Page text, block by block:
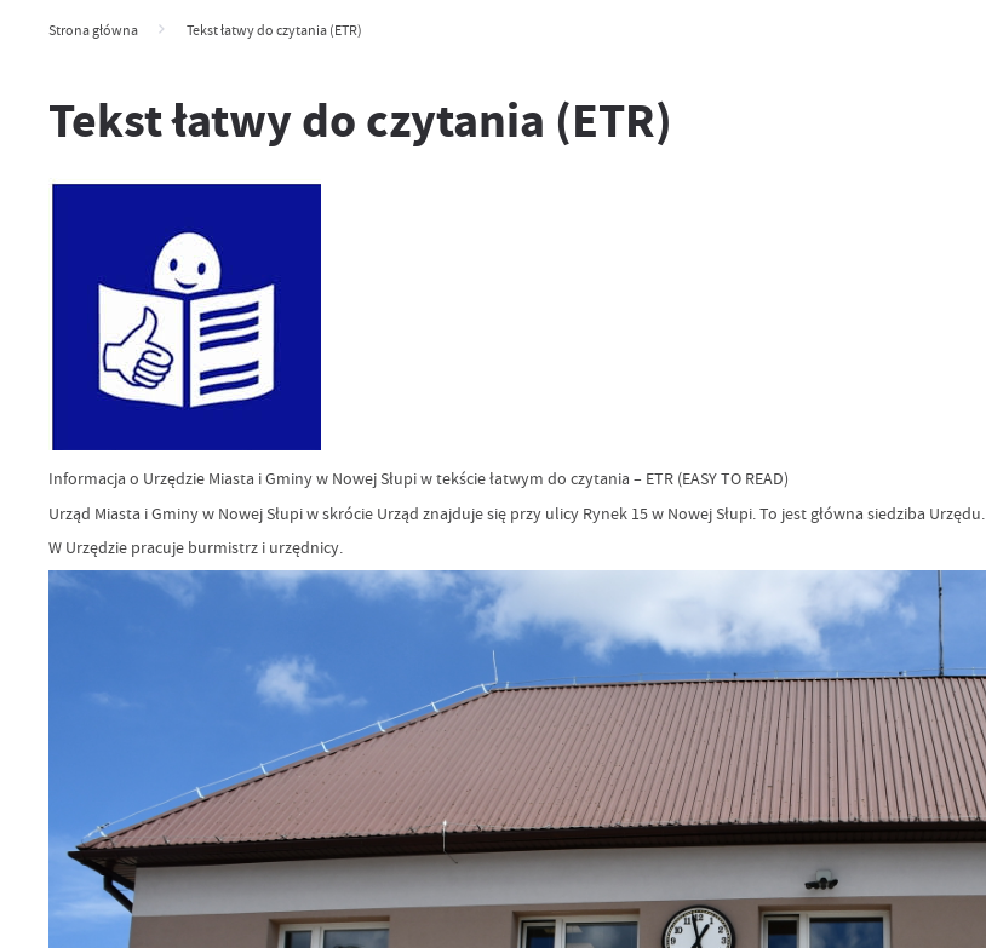
Strona główna Tekst łatwy do czytania (ETR)
Tekst łatwy do czytania (ETR)
Informacja o Urzędzie Miasta i Gminy w Nowej Słupi w tekście łatwym do czytania – ETR (EASY TO READ)
Urząd Miasta i Gminy w Nowej Słupi w skrócie Urząd znajduje się przy ulicy Rynek 15 w Nowej Słupi. To jest główna siedziba Urzędu.
W Urzędzie pracuje burmistrz i urzędnicy.